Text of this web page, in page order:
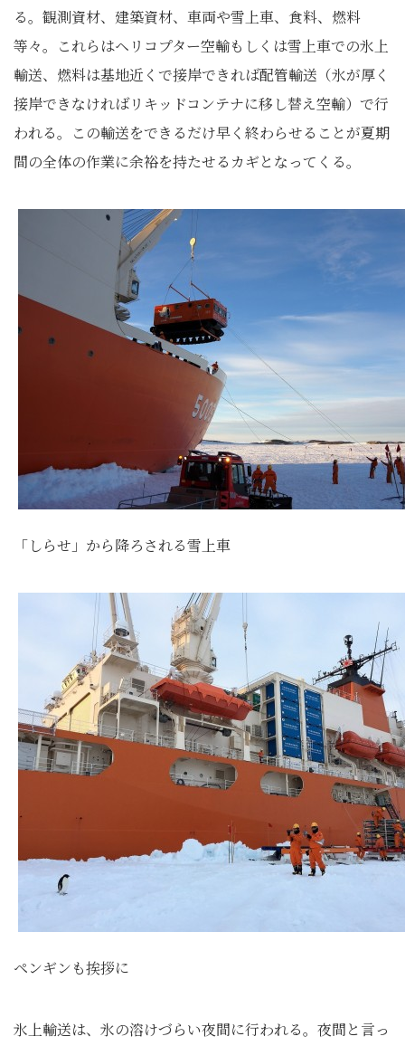
る。観測資材、建築資材、車両や雪上車、食料、燃料
等々。これらはヘリコプター空輸もしくは雪上車での氷上
輸送、燃料は基地近くで接岸できれば配管輸送（氷が厚く
接岸できなければリキッドコンテナに移し替え空輸）で行
われる。この輸送をできるだけ早く終わらせることが夏期
間の全体の作業に余裕を持たせるカギとなってくる。
「しらせ」から降ろされる雪上車
ペンギンも挨拶に
氷上輸送は、氷の溶けづらい夜間に行われる。夜間と言っ